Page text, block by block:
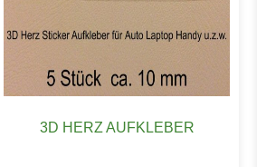
3D HERZ AUFKLEBER